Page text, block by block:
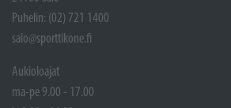
Puhelin: (02) 721 1400
salo@sporttikone.fi
Aukioloajat
ma-pe 9.00 - 17.00